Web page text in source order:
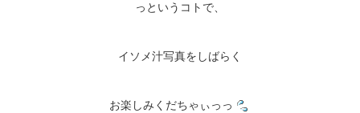
っというコトで、
イソメ汁写真をしばらく
お楽しみくだちゃぃっっ